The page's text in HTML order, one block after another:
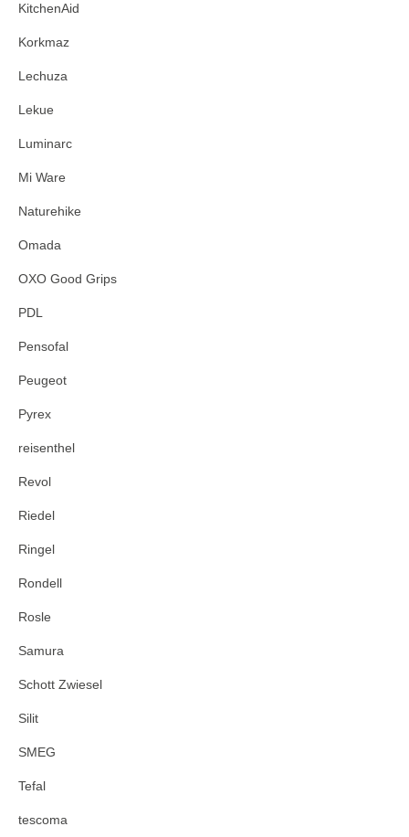
KitchenAid
Korkmaz
Lechuza
Lekue
Luminarc
Mi Ware
Naturehike
Omada
OXO Good Grips
PDL
Pensofal
Peugeot
Pyrex
reisenthel
Revol
Riedel
Ringel
Rondell
Rosle
Samura
Schott Zwiesel
Silit
SMEG
Tefal
tescoma